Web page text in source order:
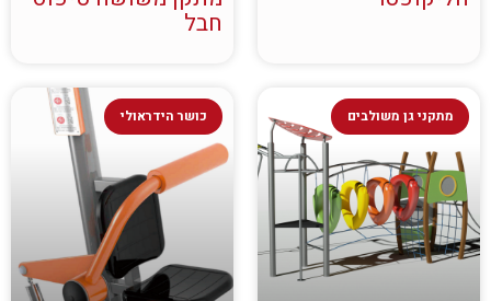
חבל
מתקני גן משולבים כושר הידראולי